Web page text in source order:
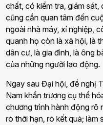
chất, có kiểm tra, giám
cũng cần quan tâm đến
ngoài nhà máy, xí nghiệp,
quanh họ còn là xã hội, là
dân cư, là gia đình, là ông
của những người lao động.
Ngay sau Đại hội, đề nghị
Nam khẩn trương cụ thể
chương trình hành động rõ
rõ thời hạn, rõ kết quả;